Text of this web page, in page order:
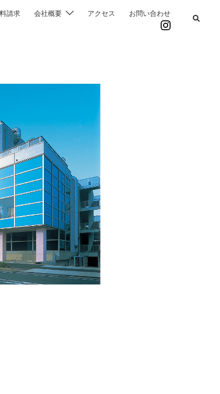
請求 会社概要 アクセス お問い合わせ